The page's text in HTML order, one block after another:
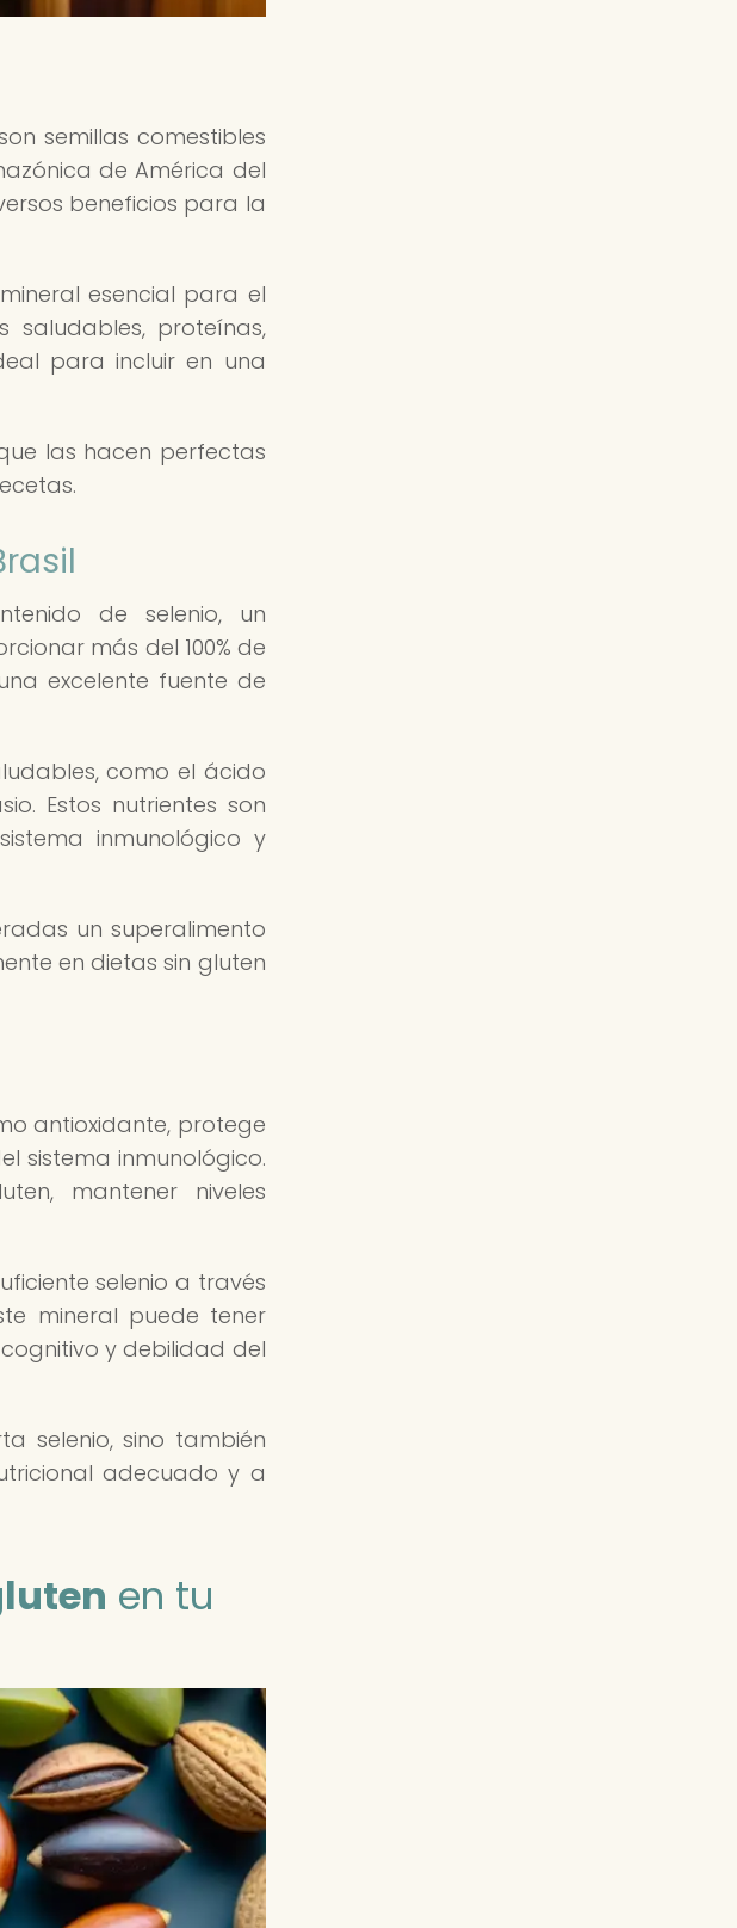
semillas comestibles
de América del
beneficios para la
esencial para el
saludables, proteínas,
para incluir en una
las hacen perfectas
de selenio, un
más del 100% de
excelente fuente de
como el ácido
Estos nutrientes son
inmunológico y
un superalimento
en dietas sin gluten
antioxidante, protege
sistema inmunológico.
mantener niveles
selenio a través
mineral puede tener
y debilidad del
selenio, sino también
adecuado y a
en tu